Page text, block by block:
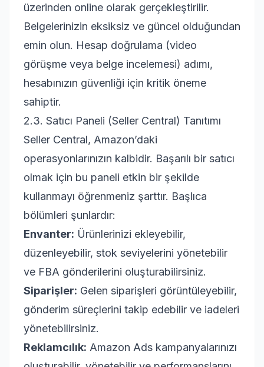
üzerinden online olarak gerçekleştirilir.
Belgelerinizin eksiksiz ve güncel olduğundan
emin olun. Hesap doğrulama (video
görüşme veya belge incelemesi) adımı,
hesabınızın güvenliği için kritik öneme
sahiptir.
2.3. Satıcı Paneli (Seller Central) Tanıtımı
Seller Central, Amazon’daki
operasyonlarınızın kalbidir. Başarılı bir satıcı
olmak için bu paneli etkin bir şekilde
kullanmayı öğrenmeniz şarttır. Başlıca
bölümleri şunlardır:
Envanter: Ürünlerinizi ekleyebilir,
düzenleyebilir, stok seviyelerini yönetebilir
ve FBA gönderilerini oluşturabilirsiniz.
Siparişler: Gelen siparişleri görüntüleyebilir,
gönderim süreçlerini takip edebilir ve iadeleri
yönetebilirsiniz.
Reklamcılık: Amazon Ads kampanyalarınızı